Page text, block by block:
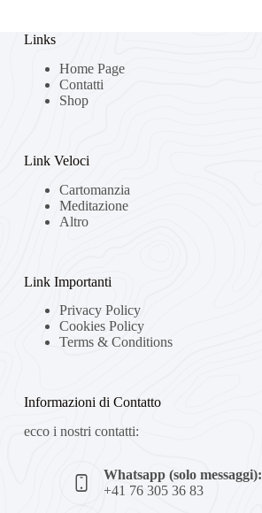
Links
Home Page
Contatti
Shop
Link Veloci
Cartomanzia
Meditazione
Altro
Link Importanti
Privacy Policy
Cookies Policy
Terms & Conditions
Informazioni di Contatto
ecco i nostri contatti:
Whatsapp (solo messaggi):
+41 76 305 36 83